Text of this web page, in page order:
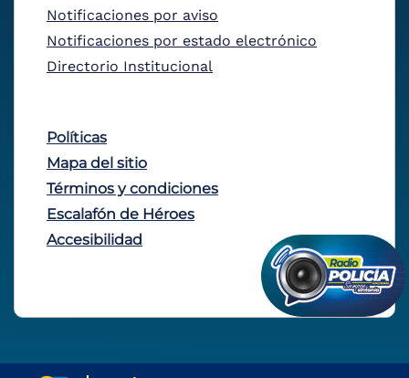
Notificaciones por aviso
Notificaciones por estado electrónico
Directorio Institucional
Políticas
Mapa del sitio
Términos y condiciones
Escalafón de Héroes
Accesibilidad